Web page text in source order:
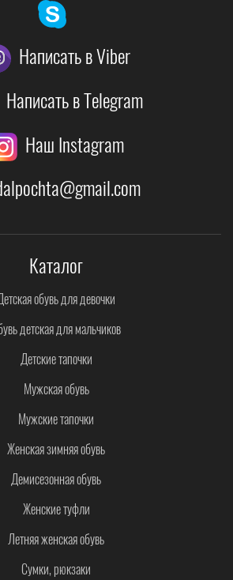
Написать в Viber
Написать в Telegram
Наш Instagram
Каталог
обувь для девочки
детская для мальчиков
Детские тапочки
Мужская обувь
Мужские тапочки
Женская зимняя обувь
Демисезонная обувь
Женские туфли
Летняя женская обувь
Сумки, рюкзаки